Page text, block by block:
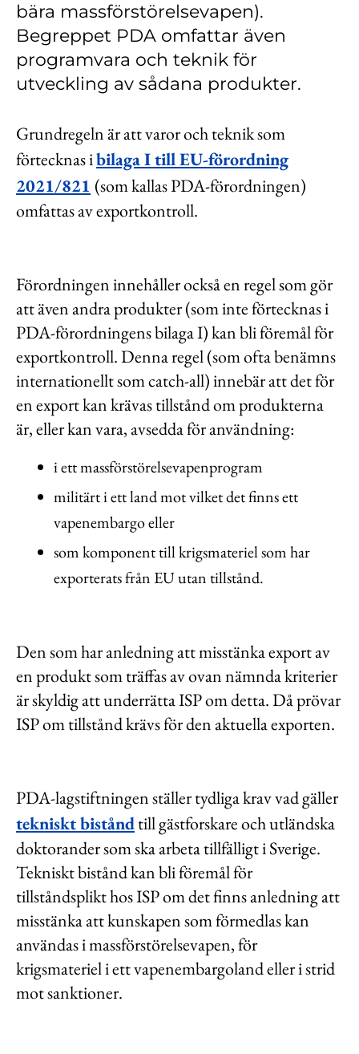
bära massförstörelsevapen).
Begreppet PDA omfattar även
programvara och teknik för
utveckling av sådana produkter.
Grundregeln är att varor och teknik som
förtecknas ibilaga I till EU-förordning
2021/821 (som kallas PDA-förordningen)
omfattas av exportkontroll.
Förordningen innehåller också en regel som gör
att även andra produkter (som inte förtecknas i
PDA-förordningens bilaga I) kan bli föremål för
exportkontroll. Denna regel (som ofta benämns
internationellt som catch-all) innebär att det för
en export kan krävas tillstånd om produkterna
är, eller kan vara, avsedda för användning:
i ett massförstörelsevapenprogram
militärt i ett land mot vilket det finns ett
vapenembargo eller
som komponent till krigsmateriel som har
exporterats från EU utan tillstånd.
Den som har anledning att misstänka export av
en produkt som träffas av ovan nämnda kriterier
är skyldig att underrätta ISP om detta. Då prövar
ISP om tillstånd krävs för den aktuella exporten.
PDA-lagstiftningen ställer tydliga krav vad gäller
tekniskt biståndtill gästforskare och utländska
doktorander som ska arbeta tillfälligt i Sverige.
Tekniskt bistånd kan bli föremål för
tillståndsplikt hos ISP om det finns anledning att
misstänka att kunskapen som förmedlas kan
användas i massförstörelsevapen, för
krigsmateriel i ett vapenembargoland eller i strid
mot sanktioner.